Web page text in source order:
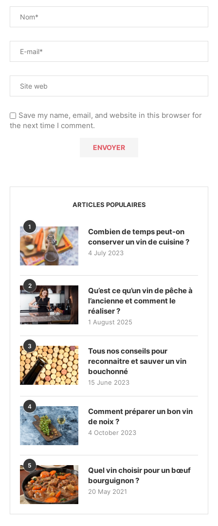
Save my name, email, and website in this browser for
the next time I comment.
ARTICLES POPULAIRES
1
Combien de temps peut-on
conserver un vin de cuisine ?
4 July 2023
2
Qu’est ce qu’un vin de pêche à
l’ancienne et comment le
réaliser ?
1 August 2025
3
Tous nos conseils pour
reconnaitre et sauver un vin
bouchonné
15 June 2023
4
Comment préparer un bon vin
de noix ?
4 October 2023
5
Quel vin choisir pour un bœuf
bourguignon ?
20 May 2021